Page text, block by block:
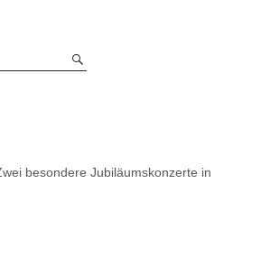
besondere Jubiläumskonzerte in